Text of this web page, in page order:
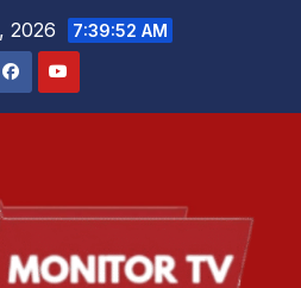
2026 7:39:52 AM